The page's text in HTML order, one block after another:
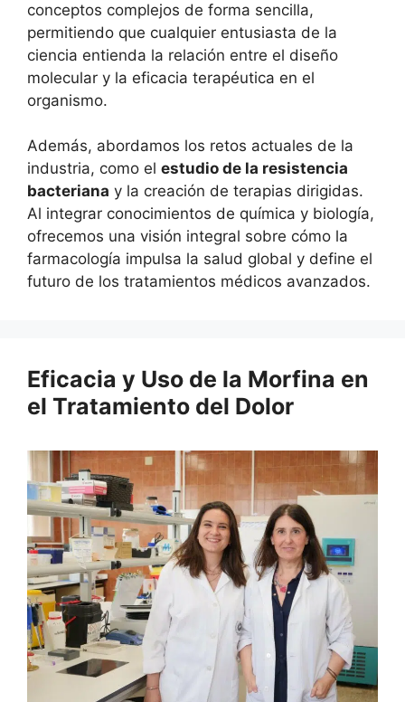
conceptos complejos de forma sencilla,
permitiendo que cualquier entusiasta de la
ciencia entienda la relación entre el diseño
molecular y la eficacia terapéutica en el
organismo.
Además, abordamos los retos actuales de la
industria, como el estudio de la resistencia
bacteriana y la creación de terapias dirigidas.
Al integrar conocimientos de química y biología,
ofrecemos una visión integral sobre cómo la
farmacología impulsa la salud global y define el
futuro de los tratamientos médicos avanzados.
Eficacia y Uso de la Morfina en
el Tratamiento del Dolor